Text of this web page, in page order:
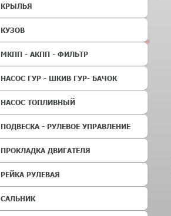
КРЫЛЬЯ
КУЗОВ
МКПП - АКПП - ФИЛЬТР
НАСОС ГУР - ШКИВ ГУР- БАЧОК
НАСОС ТОПЛИВНЫЙ
ПОДВЕСКА - РУЛЕВОЕ УПРАВЛЕНИЕ
ПРОКЛАДКА ДВИГАТЕЛЯ
РЕЙКА РУЛЕВАЯ
САЛЬНИК